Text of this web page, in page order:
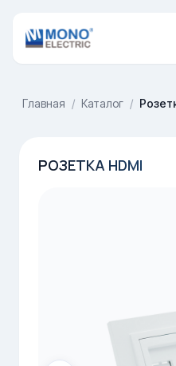
Главная / Каталог /
РОЗЕТКА HDMI